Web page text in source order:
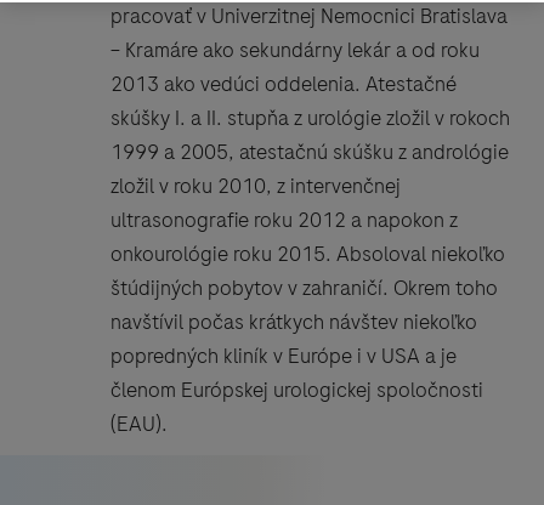
pracovať v Univerzitnej Nemocnici Bratislava
– Kramáre ako sekundárny lekár a od roku
2013 ako vedúci oddelenia. Atestačné
skúšky I. a II. stupňa z urológie zložil v rokoch
1999 a 2005, atestačnú skúšku z andrológie
zložil v roku 2010, z intervenčnej
ultrasonografie roku 2012 a napokon z
onkourológie roku 2015. Absoloval niekoľko
štúdijných pobytov v zahraničí. Okrem toho
navštívil počas krátkych návštev niekoľko
popredných kliník v Európe i v USA a je
členom Európskej urologickej spoločnosti
(EAU).